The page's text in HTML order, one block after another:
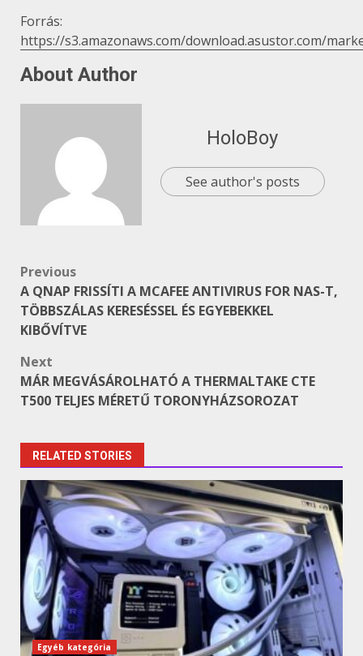
Forrás:
https://s3.amazonaws.com/download.asustor.com/
About Author
HoloBoy
See author's posts
Post
navigation
Previous
A QNAP FRISSÍTI A MCAFEE ANTIVIRUS FOR NAS-T,
TÖBBSZÁLAS KERESÉSSEL ÉS EGYEBEKKEL
KIBŐVÍTVE
Next
MÁR MEGVÁSÁROLHATÓ A THERMALTAKE CTE
T500 TELJES MÉRETŰ TORONYHÁZSOROZAT
RELATED STORIES
Egyéb kategória